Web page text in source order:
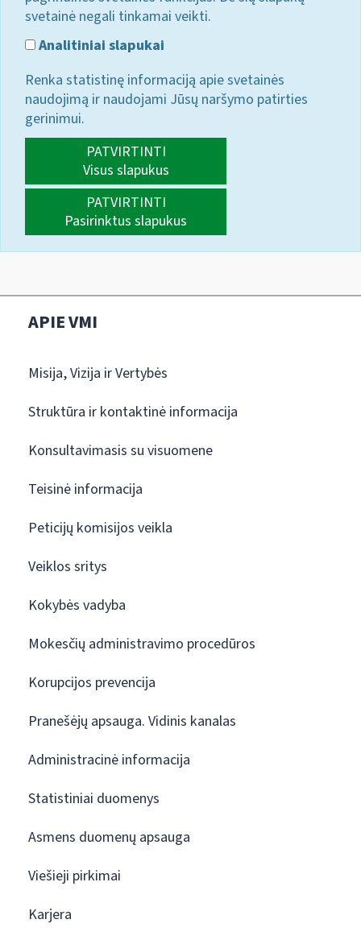
svetainė negali tinkamai veikti.
Analitiniai slapukai
Renka statistinę informaciją apie svetainės
naudojimą ir naudojami Jūsų naršymo patirties
gerinimui.
PATVIRTINTI
Visus slapukus
PATVIRTINTI
Pasirinktus slapukus
APIE VMI
Misija, Vizija ir Vertybės
Struktūra ir kontaktinė informacija
Konsultavimasis su visuomene
Teisinė informacija
Peticijų komisijos veikla
Veiklos sritys
Kokybės vadyba
Mokesčių administravimo procedūros
Korupcijos prevencija
Pranešėjų apsauga. Vidinis kanalas
Administracinė informacija
Statistiniai duomenys
Asmens duomenų apsauga
Viešieji pirkimai
Karjera